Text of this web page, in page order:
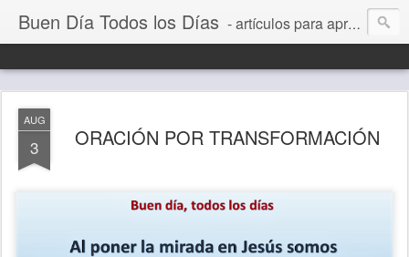
Buen Día Todos los Días - artículos para aprender a vivir mejor, un día a la vez. Por Juan C Quintero
AUG
3 ORACIÓN POR TRANSFORMACIÓN